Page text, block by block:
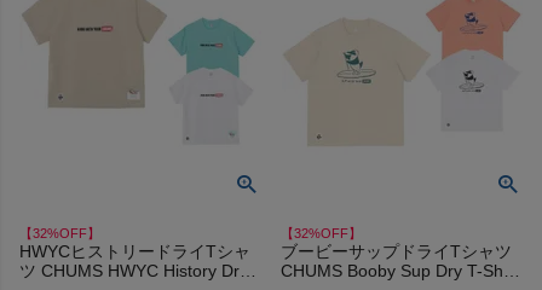
【32%OFF】
HWYCヒストリードライTシャ
ツ CHUMS HWYC History Dry
【32%OFF】
ブービーサップドライTシャツ
CHUMS Booby Sup Dry T-Shirt